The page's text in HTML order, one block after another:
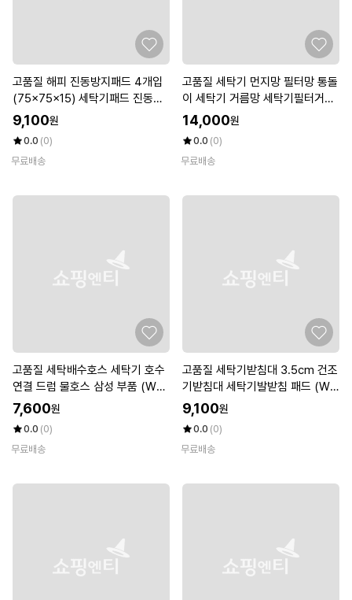
고품질 해피 진동방지패드 4개입
(75x75x15) 세탁기패드 진동방
지 (W24D3F0)
9,100원
0.0 (0)
무료배송
고품질 세탁기 먼지망 필터망 통돌
이 세탁기 거름망 세탁기필터거름
망 필터걸름망 (WFHINPH)
14,000원
0.0 (0)
무료배송
고품질 세탁배수호스 세탁기 호수
연결 드럼 물호스 삼성 부품 (WE7
9341)
7,600원
0.0 (0)
무료배송
고품질 세탁기받침대 3.5cm 건조
기받침대 세탁기발받침 패드 (W8
6544B)
9,100원
0.0 (0)
무료배송